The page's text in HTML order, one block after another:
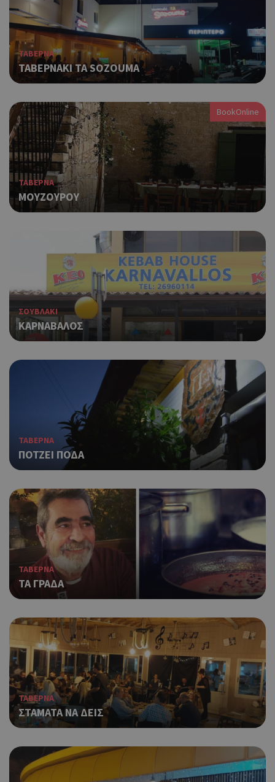
ΤΑΒΕΡΝΑ
ΤΑΒΕΡΝΑΚΙ TA SOZOUMA
ΤΑΒΕΡΝΑ
ΜΟΥΖΟΥΡΟΥ
BookOnline
ΣΟΥΒΛΑΚΙ
ΚΑΡΝΑΒΑΛΟΣ
ΤΑΒΕΡΝΑ
ΠΟΤΖΕΙ ΠΟΔΑ
ΤΑΒΕΡΝΑ
ΤΑ ΓΡΑΔΑ
ΤΑΒΕΡΝΑ
ΣΤΑΜΑΤΑ ΝΑ ΔΕΙΣ